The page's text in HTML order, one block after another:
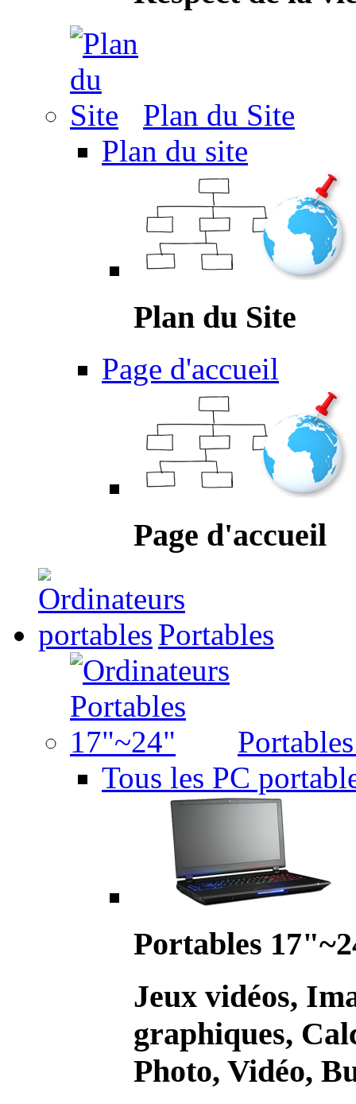
Plan du Site
Plan du site
Plan du Site
Page d'accueil
Page d'accueil
Portables
Tous les PC
Portables
Jeux vidéos,
graphiques,
Photo, Vidéo,